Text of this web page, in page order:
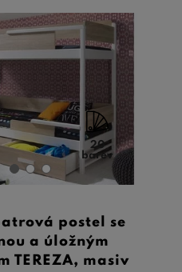
20
barev
postel se
a úložným
TEREZA, masiv